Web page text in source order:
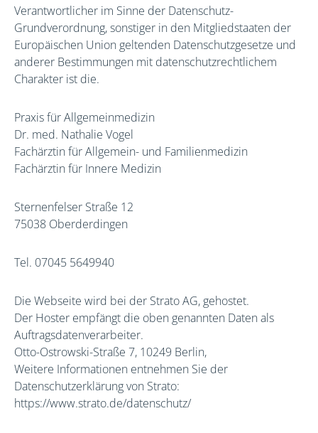
Verantwortlicher im Sinne der Datenschutz-
Grundverordnung, sonstiger in den Mitgliedstaaten der
Europäischen Union geltenden Datenschutzgesetze und
anderer Bestimmungen mit datenschutzrechtlichem
Charakter ist die.
Praxis für Allgemeinmedizin
Dr. med. Nathalie Vogel
Fachärztin für Allgemein- und Familienmedizin
Fachärztin für Innere Medizin
Sternenfelser Straße 12
75038 Oberderdingen
Tel. 07045 5649940
Die Webseite wird bei der Strato AG, gehostet.
Der Hoster empfängt die oben genannten Daten als
Auftragsdatenverarbeiter.
Otto-Ostrowski-Straße 7, 10249 Berlin,
Weitere Informationen entnehmen Sie der
Datenschutzerklärung von Strato:
https://www.strato.de/datenschutz/